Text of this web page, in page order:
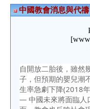
中國教會消息與代禱
自開放二胎後，雖然
子，但預期的嬰兒潮
生率急劇下降(2018
— 中國未來將面臨人